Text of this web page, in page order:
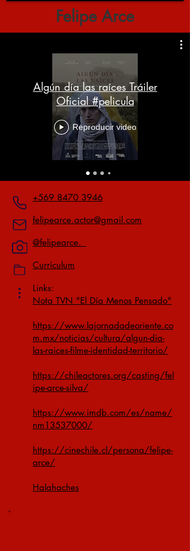
Felipe Arce
Algún día las raíces Tráiler
Oficial #pelicula
Reproducir video
+569 8470 3946
felipearce.actor@gmail.com
@felipearce._
Currículum
Links:
Nota TVN "El Día Menos Pensado"
https://www.lajornadadeoriente.co
m.mx/noticias/cultura/algun-dia-
las-raices-filme-identidad-territorio/
https://chileactores.org/casting/fel
ipe-arce-silva/
https://www.imdb.com/es/name/
nm13537000/
https://cinechile.cl/persona/felipe-
arce/
Halahaches